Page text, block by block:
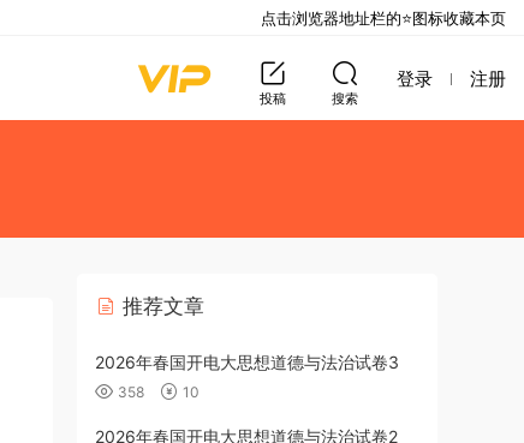
投稿 搜索
登录 注册
推荐文章
2026年春国开电大思想道德与法治试卷3
358 10
2026年春国开电大思想道德与法治试卷2
点击浏览器地址栏的⭐图标收藏本页